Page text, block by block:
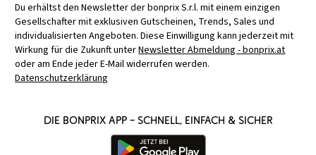
Du erhältst den Newsletter der bonprix S.r.l. mit einem einzigen
Gesellschafter mit exklusiven Gutscheinen, Trends, Sales und
individualisierten Angeboten. Diese Einwilligung kann jederzeit mit
Wirkung für die Zukunft unterNewsletter Abmeldung - bonprix.at
oder am Ende jeder E-Mail widerrufen werden.
Datenschutzerklärung
Die bonprix App – schnell, einfach & sicher